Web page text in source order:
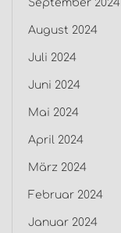
September 2024
August 2024
Juli 2024
Juni 2024
Mai 2024
April 2024
März 2024
Februar 2024
Januar 2024